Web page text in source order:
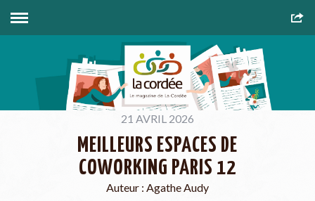
21 AVRIL 2026
MEILLEURS ESPACES DE
COWORKING PARIS 12
Auteur : Agathe Audy